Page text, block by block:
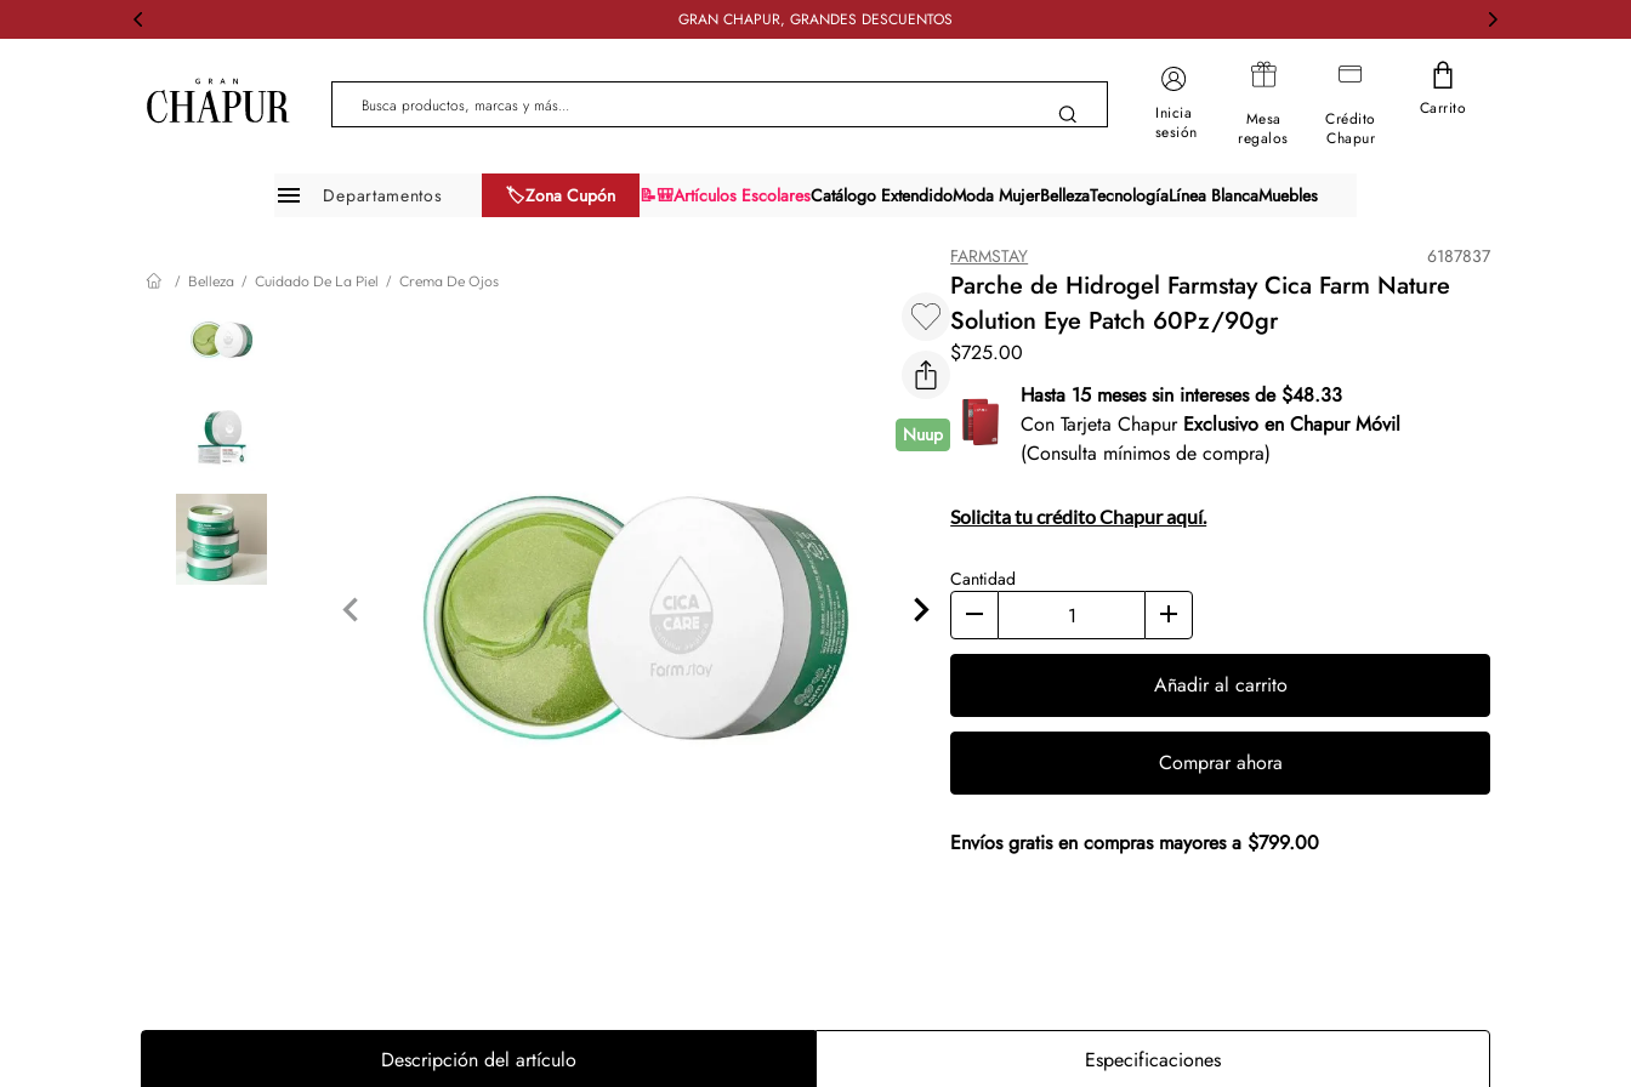
GRAN CHAPUR, GRANDES DESCUENTOS
Busca productos, marcas y más...
Inicia
sesión
Mesa
regalos
Crédito
Chapur
Carrito
Departamentos
Zapatos
Mascotas
Tecnología
🏷️Zona Cupón 📝🎒Artículos EscolaresCatálogo ExtendidoModa MujerBellezaTecnologíaLínea BlancaMuebles
Belleza Cuidado De La Piel Crema De Ojos
Nuup
FARMSTAY 6187837
Parche de Hidrogel Farmstay Cica Farm Nature
Solution Eye Patch 60Pz/90gr
$725.00
Hasta 15 meses sin intereses de $48.33
Con Tarjeta Chapur Exclusivo en Chapur Móvil
(Consulta mínimos de compra)
Solicita tu crédito Chapur aquí.
Cantidad
Añadir al carrito
Comprar ahora
Envíos gratis en compras mayores a $799.00
Descripción del artículo Especificaciones